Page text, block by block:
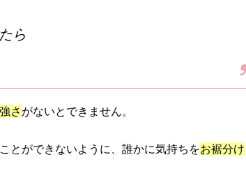
ら
さ がないとできません。
とができないように、誰かに気持ちをお裾分け